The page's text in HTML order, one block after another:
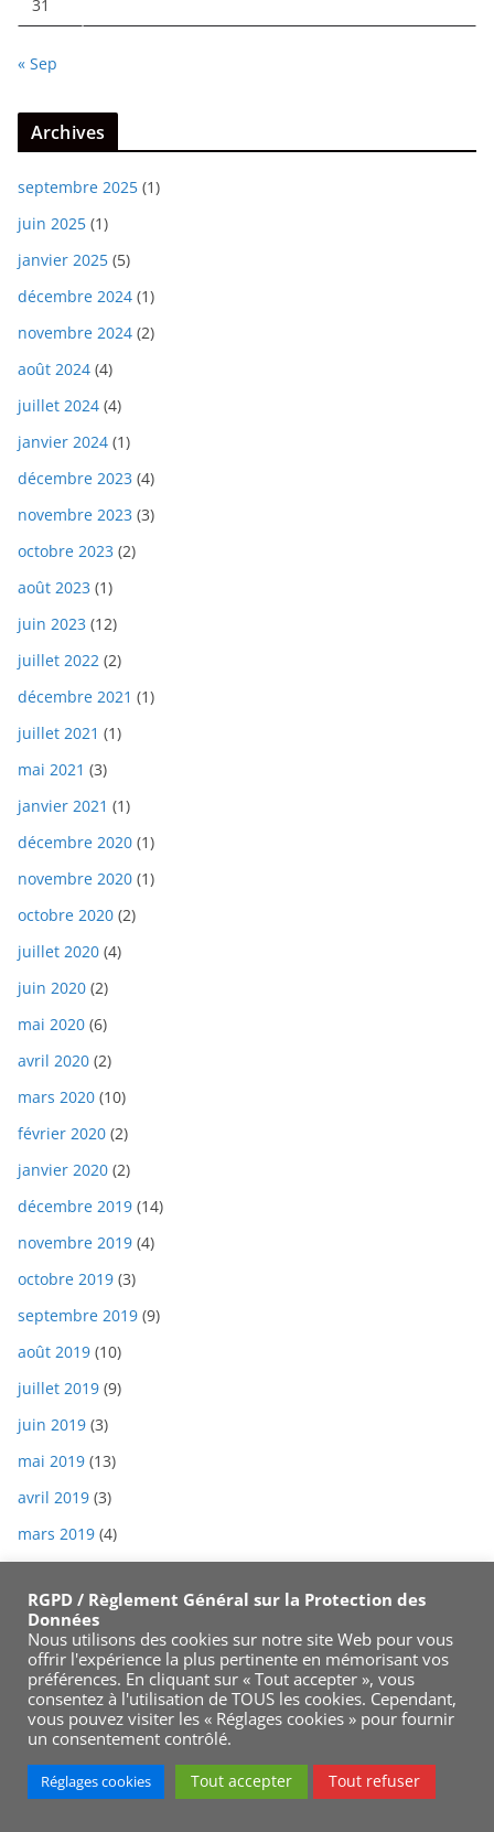
31
« Sep
Archives
septembre 2025 (1)
juin 2025 (1)
janvier 2025 (5)
décembre 2024 (1)
novembre 2024 (2)
août 2024 (4)
juillet 2024 (4)
janvier 2024 (1)
décembre 2023 (4)
novembre 2023 (3)
octobre 2023 (2)
août 2023 (1)
juin 2023 (12)
juillet 2022 (2)
décembre 2021 (1)
juillet 2021 (1)
mai 2021 (3)
janvier 2021 (1)
décembre 2020 (1)
novembre 2020 (1)
octobre 2020 (2)
juillet 2020 (4)
juin 2020 (2)
mai 2020 (6)
avril 2020 (2)
mars 2020 (10)
février 2020 (2)
janvier 2020 (2)
décembre 2019 (14)
novembre 2019 (4)
octobre 2019 (3)
septembre 2019 (9)
août 2019 (10)
juillet 2019 (9)
juin 2019 (3)
mai 2019 (13)
avril 2019 (3)
mars 2019 (4)
janvier 2019(1)
Statistiques du site
Statistiques du jour
Today's visitors:23
RGPD / Règlement Général sur la Protection des
Données
Nous utilisons des cookies sur notre site Web pour vous
offrir l'expérience la plus pertinente en mémorisant vos
préférences. En cliquant sur « Tout accepter », vous
consentez à l'utilisation de TOUS les cookies. Cependant,
vous pouvez visiter les « Réglages cookies » pour fournir
un consentement contrôlé.
Réglages cookies Tout accepter Tout refuser